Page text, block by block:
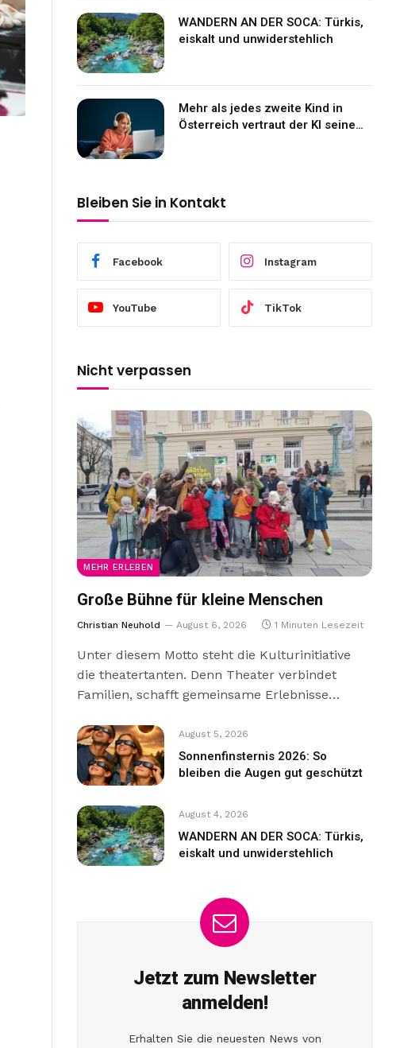
WANDERN AN DER SOCA: Türkis,
eiskalt und unwiderstehlich
Mehr als jedes zweite Kind in
Österreich vertraut der KI seine
Bleiben Sie in Kontakt
Facebook Instagram
YouTube TikTok
Nicht verpassen
MEHR ERLEBEN
Große Bühne für kleine Menschen
Christian Neuhold August 6, 2026 1 Minuten Lesezeit
Unter diesem Motto steht die Kulturinitiative
die theatertanten. Denn Theater verbindet
Familien, schafft gemeinsame Erlebnisse…
August 5, 2026
Sonnenfinsternis 2026: So
bleiben die Augen gut geschützt
August 4, 2026
WANDERN AN DER SOCA: Türkis,
eiskalt und unwiderstehlich
Jetzt zum Newsletter
anmelden!
Erhalten Sie die neuesten News von